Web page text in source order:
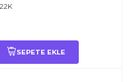
SEPETE EKLE